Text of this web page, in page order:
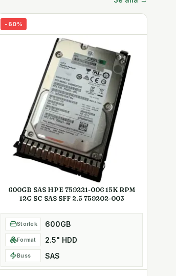
- 60%
600GB SAS HPE 759221-006 15K RPM
12G SC SAS SFF 2.5 759202-003
Storlek 600GB
Format 2.5" HDD
Buss SAS